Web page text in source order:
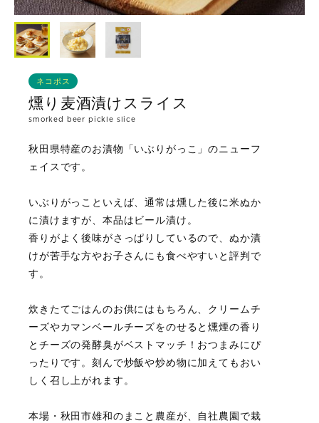
ネコポス
燻り麦酒漬けスライス
smorked beer pickle slice
秋田県特産のお漬物「いぶりがっこ」のニューフ
ェイスです。
いぶりがっこといえば、通常は燻した後に米ぬか
に漬けますが、本品はビール漬け。
香りがよく後味がさっぱりしているので、ぬか漬
けが苦手な方やお子さんにも食べやすいと評判で
す。
炊きたてごはんのお供にはもちろん、クリームチ
ーズやカマンベールチーズをのせると燻煙の香り
とチーズの発酵臭がベストマッチ！おつまみにぴ
ったりです。刻んで炒飯や炒め物に加えてもおい
しく召し上がれます。
本場・秋田市雄和のまこと農産が、自社農園で栽